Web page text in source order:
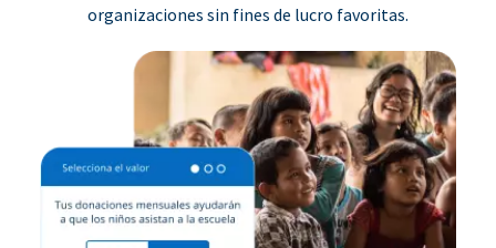
organizaciones sin fines de lucro favoritas.